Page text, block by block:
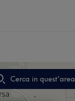
Cerca in quest'area
,